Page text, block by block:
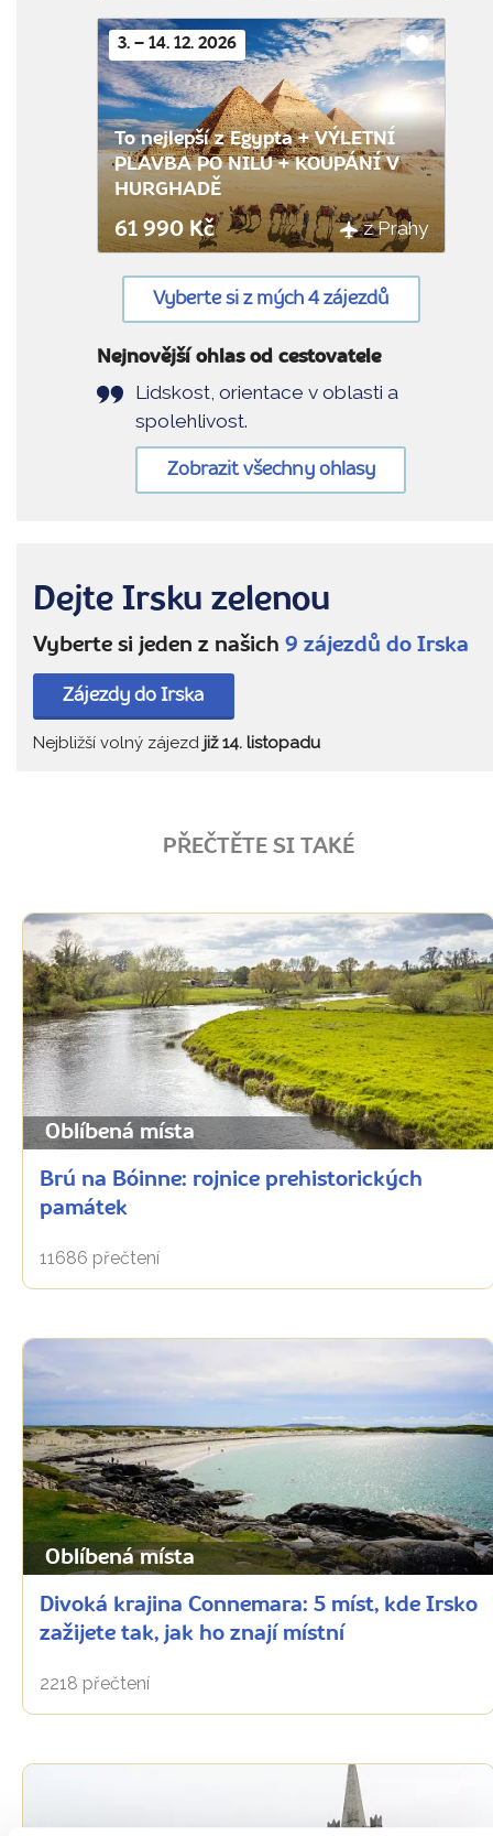
3. – 14. 12. 2026
Do
oblíbených
To nejlepší z Egypta + VÝLETNÍ
PLAVBA PO NILU + KOUPÁNÍ V
HURGHADĚ
61 990 Kč z Prahy
Vyberte si z mých 4 zájezdů
Nejnovější ohlas od cestovatele
Lidskost, orientace v oblasti a
spolehlivost.
Zobrazit všechny ohlasy
Dejte Irsku zelenou
Vyberte si jeden z našich 9 zájezdů do Irska
Zájezdy do Irska
Nejbližší volný zájezd již 14. listopadu
PŘEČTĚTE SI TAKÉ
Oblíbená místa
Brú na Bóinne: rojnice prehistorických
památek
11686 přečtení
Oblíbená místa
Divoká krajina Connemara: 5 míst, kde Irsko
zažijete tak, jak ho znají místní
2218 přečtení